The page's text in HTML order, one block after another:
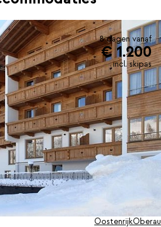
8 dagen vanaf
€ 1.200
incl. skipas
OostenrijkOberau